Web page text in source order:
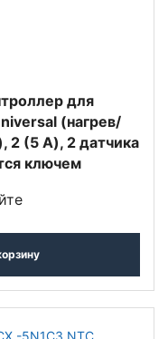
для
(нагрев/
2 (5 A), 2 датчика
ключем